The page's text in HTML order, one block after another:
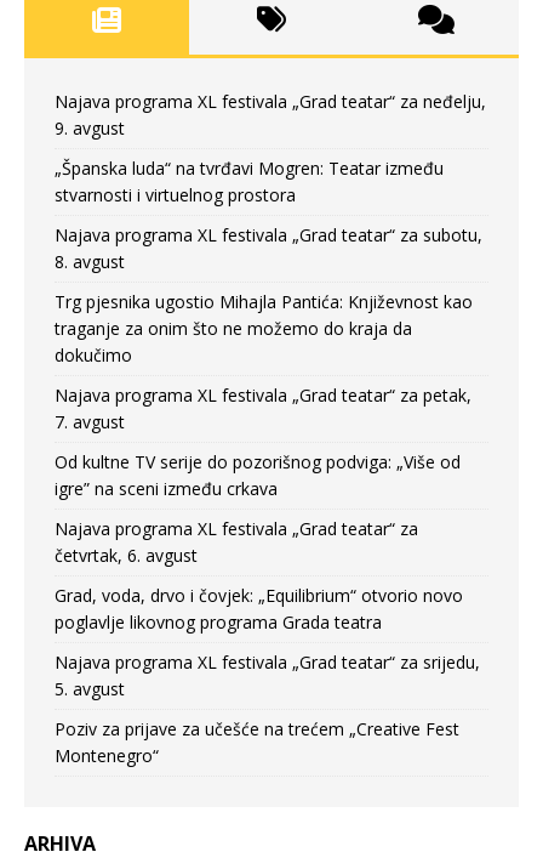
Najava programa XL festivala „Grad teatar“ za neđelju,
9. avgust
„Španska luda“ na tvrđavi Mogren: Teatar između
stvarnosti i virtuelnog prostora
Najava programa XL festivala „Grad teatar“ za subotu,
8. avgust
Trg pjesnika ugostio Mihajla Pantića: Književnost kao
traganje za onim što ne možemo do kraja da
dokučimo
Najava programa XL festivala „Grad teatar“ za petak,
7. avgust
Od kultne TV serije do pozorišnog podviga: „Više od
igre” na sceni između crkava
Najava programa XL festivala „Grad teatar“ za
četvrtak, 6. avgust
Grad, voda, drvo i čovjek: „Equilibrium“ otvorio novo
poglavlje likovnog programa Grada teatra
Najava programa XL festivala „Grad teatar“ za srijedu,
5. avgust
Poziv za prijave za učešće na trećem „Creative Fest
Montenegro“
ARHIVA